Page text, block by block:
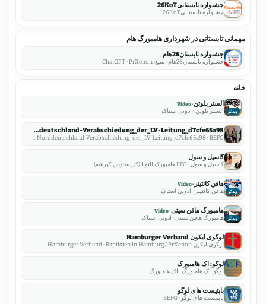
جشنواره تابستانی26KoT
جشنواره تابستانی26KoT
مهمانی تابستانی در شهرداری هامبورگ هام
جشنواره تابستان26هام
جشنواره تابستان26هام · منبع: ChatGPT · PrXenon
خانه
▶
ویدئو
آلستر بلوتن
آلستر بلوتن · ادوبی استاک
csm_03_LV_Norddeutschland-Verabschiedung_der_LV-Leitung_d7cfe65a98
csm_03_LV_Norddeutschland-Verabschiedung_der_LV-Leitung_d7cfe65a98 · BEFG
گاسپل و سول
گاسپل و سول · EFG هامبورگ آلتونا (کریستوس کیرشه)
▶
ویدئو
هافن کانتینر
هافن کانتینر · ادوبی استاک
▶
ویدئو
هامبورگ هافن سیتی
هامبورگ هافن سیتی · ادوبی استاک
لوگوی آیکون Hamburger Verband
لوگوی آیکون Hamburger Verband · Baptisten in Hamburg / PrXenon
لوگو: آک هامبورگ
لوگو: آک هامبورگ · آک هامبورگ
باپتیست های لوگو
باپتیست های لوگو · BEFG